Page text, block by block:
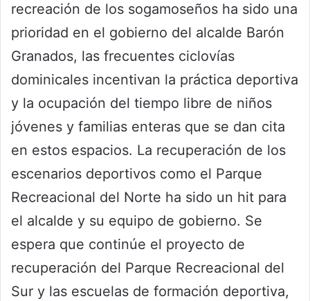
recreación de los sogamoseños ha sido una
prioridad en el gobierno del alcalde Barón
Granados, las frecuentes ciclovías
dominicales incentivan la práctica deportiva
y la ocupación del tiempo libre de niños
jóvenes y familias enteras que se dan cita
en estos espacios. La recuperación de los
escenarios deportivos como el Parque
Recreacional del Norte ha sido un hit para
el alcalde y su equipo de gobierno. Se
espera que continúe el proyecto de
recuperación del Parque Recreacional del
Sur y las escuelas de formación deportiva,